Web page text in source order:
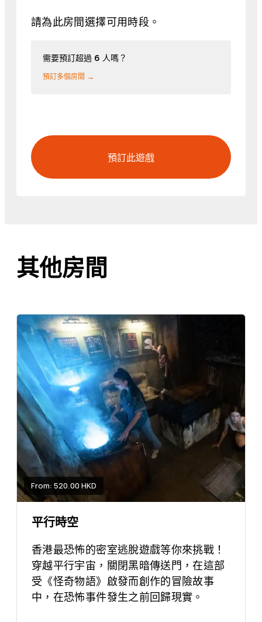
請為此房間選擇可用時段。
需要預訂超過 6 人嗎？
預訂多個房間 →
預訂此遊戲
其他房間
From: 520.00 HKD
平行時空
香港最恐怖的密室逃脫遊戲等你來挑戰！
穿越平行宇宙，關閉黑暗傳送門，在這部
受《怪奇物語》啟發而創作的冒險故事
中，在恐怖事件發生之前回歸現實。